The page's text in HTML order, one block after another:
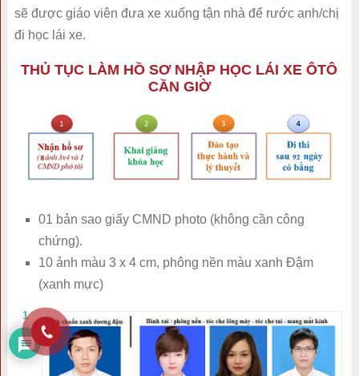
sẽ được giáo viên đưa xe xuống tận nhà để rước anh/chị
đi học lái xe.
THỦ TỤC LÀM HỒ SƠ NHẬP HỌC LÁI XE ÔTÔ
CẦN GIỜ
01 bản sao giấy CMND photo (không cần công
chứng).
10 ảnh màu 3 x 4 cm, phông nền màu xanh Đậm
(xanh mực)
1